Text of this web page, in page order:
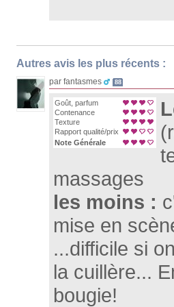
Autres avis les plus récents :
par fantasmes 88
Goût, parfum
Contenance
Texture
Rapport qualité/prix
Note Générale
massages
les moins :
mise en
...difficile si
la cuillère...
bougie!